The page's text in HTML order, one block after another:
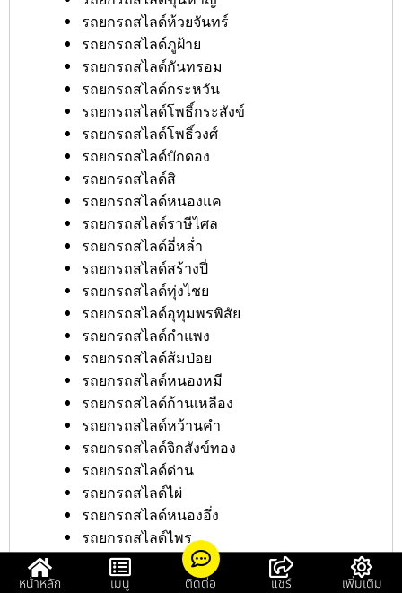
รถยกรถสไลด์ห้วยจันทร์
รถยกรถสไลด์ภูฝ้าย
รถยกรถสไลด์กันทรอม
รถยกรถสไลด์กระหวัน
รถยกรถสไลด์โพธิ์กระสังข์
รถยกรถสไลด์โพธิ์วงศ์
รถยกรถสไลด์บักดอง
รถยกรถสไลด์สิ
รถยกรถสไลด์หนองแค
รถยกรถสไลด์ราษีไศล
รถยกรถสไลด์อี่หล่ำ
รถยกรถสไลด์สร้างปี่
รถยกรถสไลด์ทุ่งไชย
รถยกรถสไลด์อุทุมพรพิสัย
รถยกรถสไลด์กำแพง
รถยกรถสไลด์ส้มป่อย
รถยกรถสไลด์หนองหมี
รถยกรถสไลด์ก้านเหลือง
รถยกรถสไลด์หว้านคำ
รถยกรถสไลด์จิกสังข์ทอง
รถยกรถสไลด์ด่าน
รถยกรถสไลด์ไผ่
รถยกรถสไลด์หนองอึ่ง
รถยกรถสไลด์ไพร
รถยกรถสไลด์สุรินทร์
รถยกรถสไลด์คลีกลิ้ง
หน้าหลัก เมนู ติดต่อ แชร์ เพิ่มเติม